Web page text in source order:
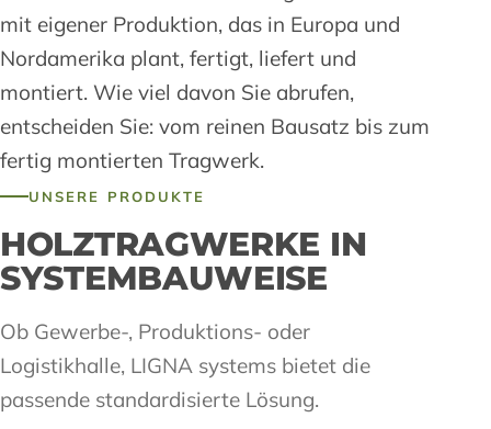
mit eigener Produktion, das in Europa und
Nordamerika plant, fertigt, liefert und
montiert. Wie viel davon Sie abrufen,
entscheiden Sie: vom reinen Bausatz bis zum
fertig montierten Tragwerk.
UNSERE PRODUKTE
HOLZTRAGWERKE IN
SYSTEMBAUWEISE
Ob Gewerbe-, Produktions- oder
Logistikhalle, LIGNA systems bietet die
passende standardisierte Lösung.